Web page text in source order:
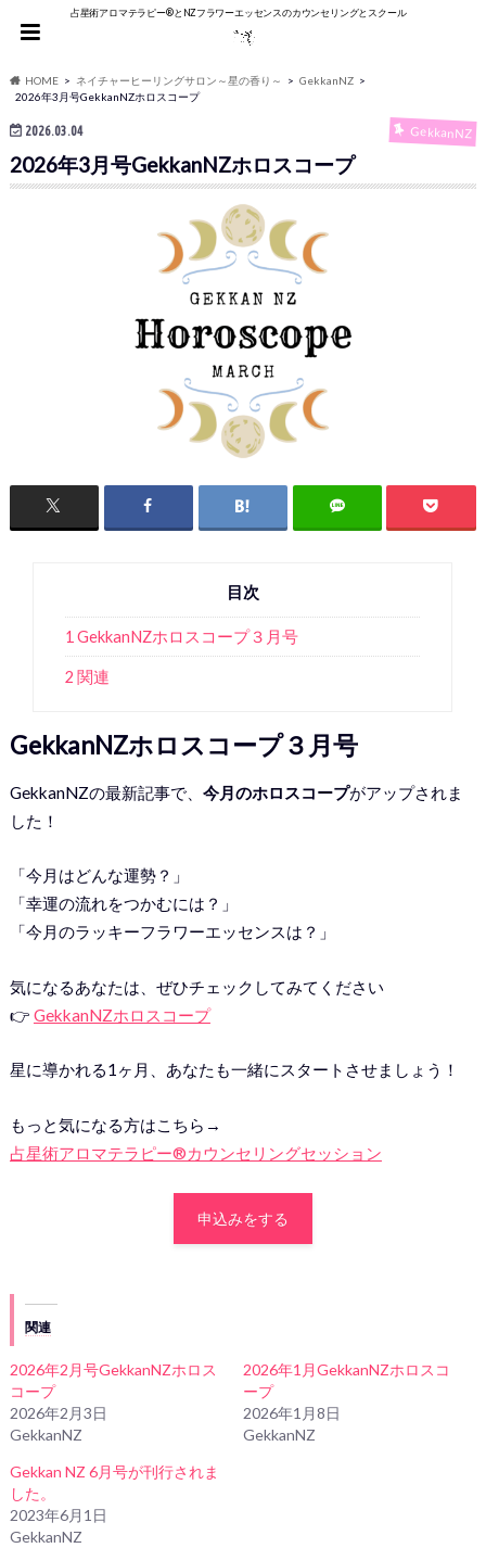
占星術アロマテラピー®︎とNZフラワーエッセンスのカウンセリングとスクール
HOME ネイチャーヒーリングサロン～星の香り～
GekkanNZ
2026年3月号GekkanNZホロスコープ
2026.03.04 GekkanNZ
2026年3月号GekkanNZホロスコープ
目次
1 GekkanNZホロスコープ３月号
2 関連
GekkanNZホロスコープ３月号
GekkanNZの最新記事で、 今月のホロスコープがアップされま
した！
「今月はどんな運勢？」
「幸運の流れをつかむには？」
「今月のラッキーフラワーエッセンスは？」
気になるあなたは、ぜひチェックしてみてください
👉 GekkanNZホロスコープ
星に導かれる1ヶ月、あなたも一緒にスタートさせましょう！
もっと気になる方はこちら→
占星術アロマテラピー®カウンセリングセッション
申込みをする
関連
2026年2月号GekkanNZホロス
コープ
2026年2月3日
GekkanNZ
2026年1月GekkanNZホロスコ
ープ
2026年1月8日
GekkanNZ
Gekkan NZ 6月号が刊行されま
した。
2023年6月1日
GekkanNZ